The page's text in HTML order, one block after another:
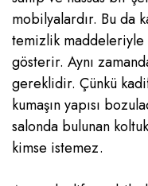
mobilyalardır. Bu da
temizlik
gösterir. Aynı
gereklidir. Çünkü
kumaşın yapısı
salonda bulunan
kimse istemez.